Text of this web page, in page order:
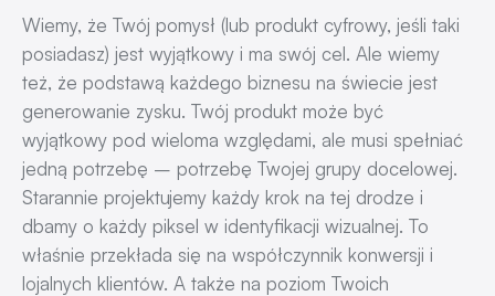
Wiemy, że Twój pomysł (lub produkt cyfrowy, jeśli taki
posiadasz) jest wyjątkowy i ma swój cel. Ale wiemy
też, że podstawą każdego biznesu na świecie jest
generowanie zysku. Twój produkt może być
wyjątkowy pod wieloma względami, ale musi spełniać
jedną potrzebę – potrzebę Twojej grupy docelowej.
Starannie projektujemy każdy krok na tej drodze i
dbamy o każdy piksel w identyfikacji wizualnej. To
właśnie przekłada się na współczynnik konwersji i
lojalnych klientów. A także na poziom Twoich